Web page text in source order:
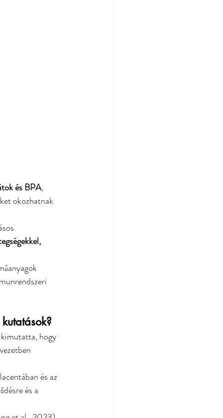
és BPA,
okozhatnak
hogy
és az
és a